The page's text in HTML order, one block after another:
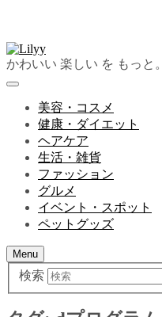
かわいい 楽しい を もっと。
美容・コスメ
健康・ダイエット
ヘアケア
生活・雑貨
ファッション
グルメ
イベント・スポット
ペットグッズ
Menu
検索